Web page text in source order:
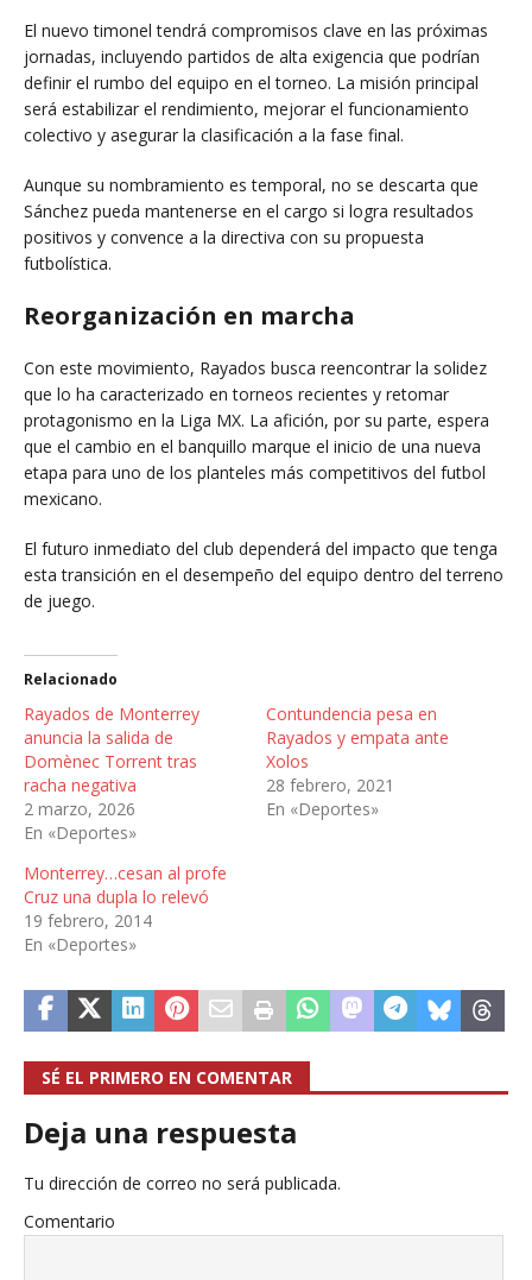
El nuevo timonel tendrá compromisos clave en las próximas
jornadas, incluyendo partidos de alta exigencia que podrían
definir el rumbo del equipo en el torneo. La misión principal
será estabilizar el rendimiento, mejorar el funcionamiento
colectivo y asegurar la clasificación a la fase final.
Aunque su nombramiento es temporal, no se descarta que
Sánchez pueda mantenerse en el cargo si logra resultados
positivos y convence a la directiva con su propuesta
futbolística.
Reorganización en marcha
Con este movimiento, Rayados busca reencontrar la solidez
que lo ha caracterizado en torneos recientes y retomar
protagonismo en la Liga MX. La afición, por su parte, espera
que el cambio en el banquillo marque el inicio de una nueva
etapa para uno de los planteles más competitivos del futbol
mexicano.
El futuro inmediato del club dependerá del impacto que tenga
esta transición en el desempeño del equipo dentro del terreno
de juego.
Relacionado
Rayados de Monterrey
anuncia la salida de
Domènec Torrent tras
racha negativa
2 marzo, 2026
En «Deportes»
Contundencia pesa en
Rayados y empata ante
Xolos
28 febrero, 2021
En «Deportes»
Monterrey…cesan al profe
Cruz una dupla lo relevó
19 febrero, 2014
En «Deportes»
SÉ EL PRIMERO EN COMENTAR
Deja una respuesta
Tu dirección de correo no será publicada.
Comentario